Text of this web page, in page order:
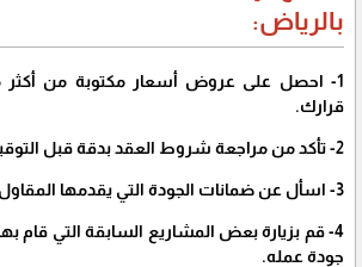
بالرياض:
1- احصل على عروض أسعار مكتوبة من أكثر
قرارك.
2- تأكد من مراجعة شروط العقد بدقة قبل التوقيع عليه.
3- اسأل عن ضمانات الجودة التي يقدمها المقاول.
4- قم بزيارة بعض المشاريع السابقة التي قام
جودة عمله.